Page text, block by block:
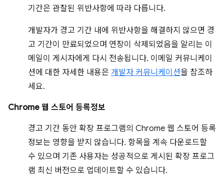
기간은 관찰된 위반사항에 따라 다릅니다.
개발자가 경고 기간 내에 위반사항을 해결하지 않으면 경
고 기간이 만료되었으며 연장이 삭제되었음을 알리는 이
메일이 게시자에게 다시 전송됩니다. 이메일 커뮤니케이
션에 대한 자세한 내용은 개발자 커뮤니케이션을 참조하
세요.
Chrome 웹 스토어 등록정보
경고 기간 동안 확장 프로그램의 Chrome 웹 스토어 등록
정보는 영향을 받지 않습니다. 항목을 계속 다운로드할
수 있으며 기존 사용자는 성공적으로 게시된 확장 프로그
램 최신 버전으로 업데이트할 수 있습니다.